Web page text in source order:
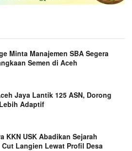
Minta Manajemen SBA Segera
Semen di Aceh
Jaya Lantik 125 ASN, Dorong
Adaptif
KKN USK Abadikan Sejarah
Langien Lewat Profil Desa